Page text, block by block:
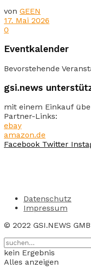
von GEEN
17. Mai 2026
0
Eventkalender
Bevorstehende
gsi.news
mit einem Einkauf
Partner-Links:
ebay
amazon.de
Facebook Twitter
Datenschutz
Impressum
© 2022 GSI.NEWS
kein Ergebnis
Alles anzeigen